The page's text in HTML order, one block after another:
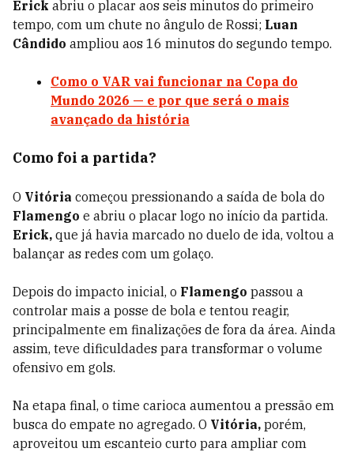
Erick abriu o placar aos seis minutos do primeiro
tempo, com um chute no ângulo de Rossi; Luan
Cândido ampliou aos 16 minutos do segundo tempo.
Como o VAR vai funcionar na Copa do
Mundo 2026 — e por que será o mais
avançado da história
Como foi a partida?
O Vitória começou pressionando a saída de bola do
Flamengo e abriu o placar logo no início da partida.
Erick, que já havia marcado no duelo de ida, voltou a
balançar as redes com um golaço.
Depois do impacto inicial, o Flamengo passou a
controlar mais a posse de bola e tentou reagir,
principalmente em finalizações de fora da área. Ainda
assim, teve dificuldades para transformar o volume
ofensivo em gols.
Na etapa final, o time carioca aumentou a pressão em
busca do empate no agregado. O Vitória, porém,
aproveitou um escanteio curto para ampliar com